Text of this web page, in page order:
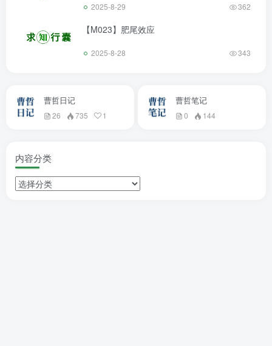
2025-8-29 362
【M023】肥尾效应
2025-8-28 343
曹哲日记
26 735 1
曹哲笔记
0 144
内容分类